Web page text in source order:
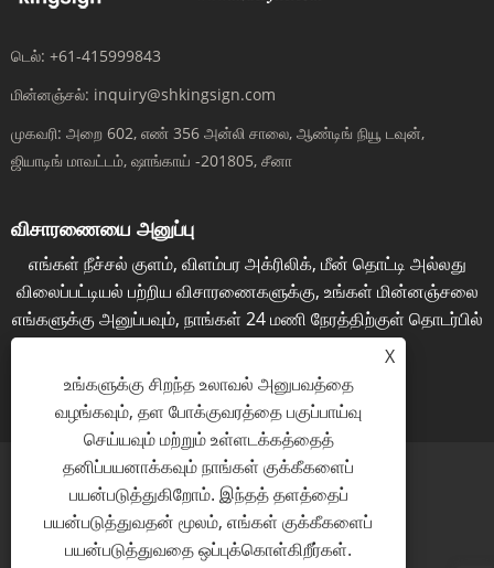
டெல்: +61-415999843
மின்னஞ்சல்: inquiry@shkingsign.com
முகவரி: அறை 602, எண் 356 அன்லி சாலை, ஆண்டிங் நியூ டவுன்,
ஜியாடிங் மாவட்டம், ஷாங்காய் -201805, சீனா
விசாரணையை அனுப்பு
எங்கள் நீச்சல் குளம், விளம்பர அக்ரிலிக், மீன் தொட்டி அல்லது
விலைப்பட்டியல் பற்றிய விசாரணைகளுக்கு, உங்கள் மின்னஞ்சலை
எங்களுக்கு அனுப்பவும், நாங்கள் 24 மணி நேரத்திற்குள் தொடர்பில்
இப்போது விசாரிக்கவும்
Links Sitemap RSS XML தனியுரிமைக் கொள்கை
X
உங்களுக்கு சிறந்த உலாவல் அனுபவத்தை
வழங்கவும், தள போக்குவரத்தை பகுப்பாய்வு
செய்யவும் மற்றும் உள்ளடக்கத்தைத்
தனிப்பயனாக்கவும் நாங்கள் குக்கீகளைப்
பயன்படுத்துகிறோம். இந்தத் தளத்தைப்
பயன்படுத்துவதன் மூலம், எங்கள் குக்கீகளைப்
பயன்படுத்துவதை ஒப்புக்கொள்கிறீர்கள்.